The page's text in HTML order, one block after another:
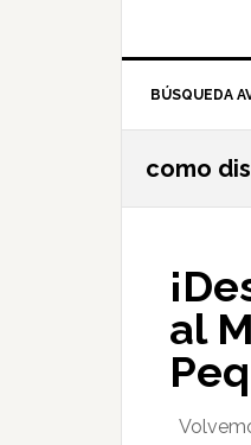
BÚSQUEDA
como
al